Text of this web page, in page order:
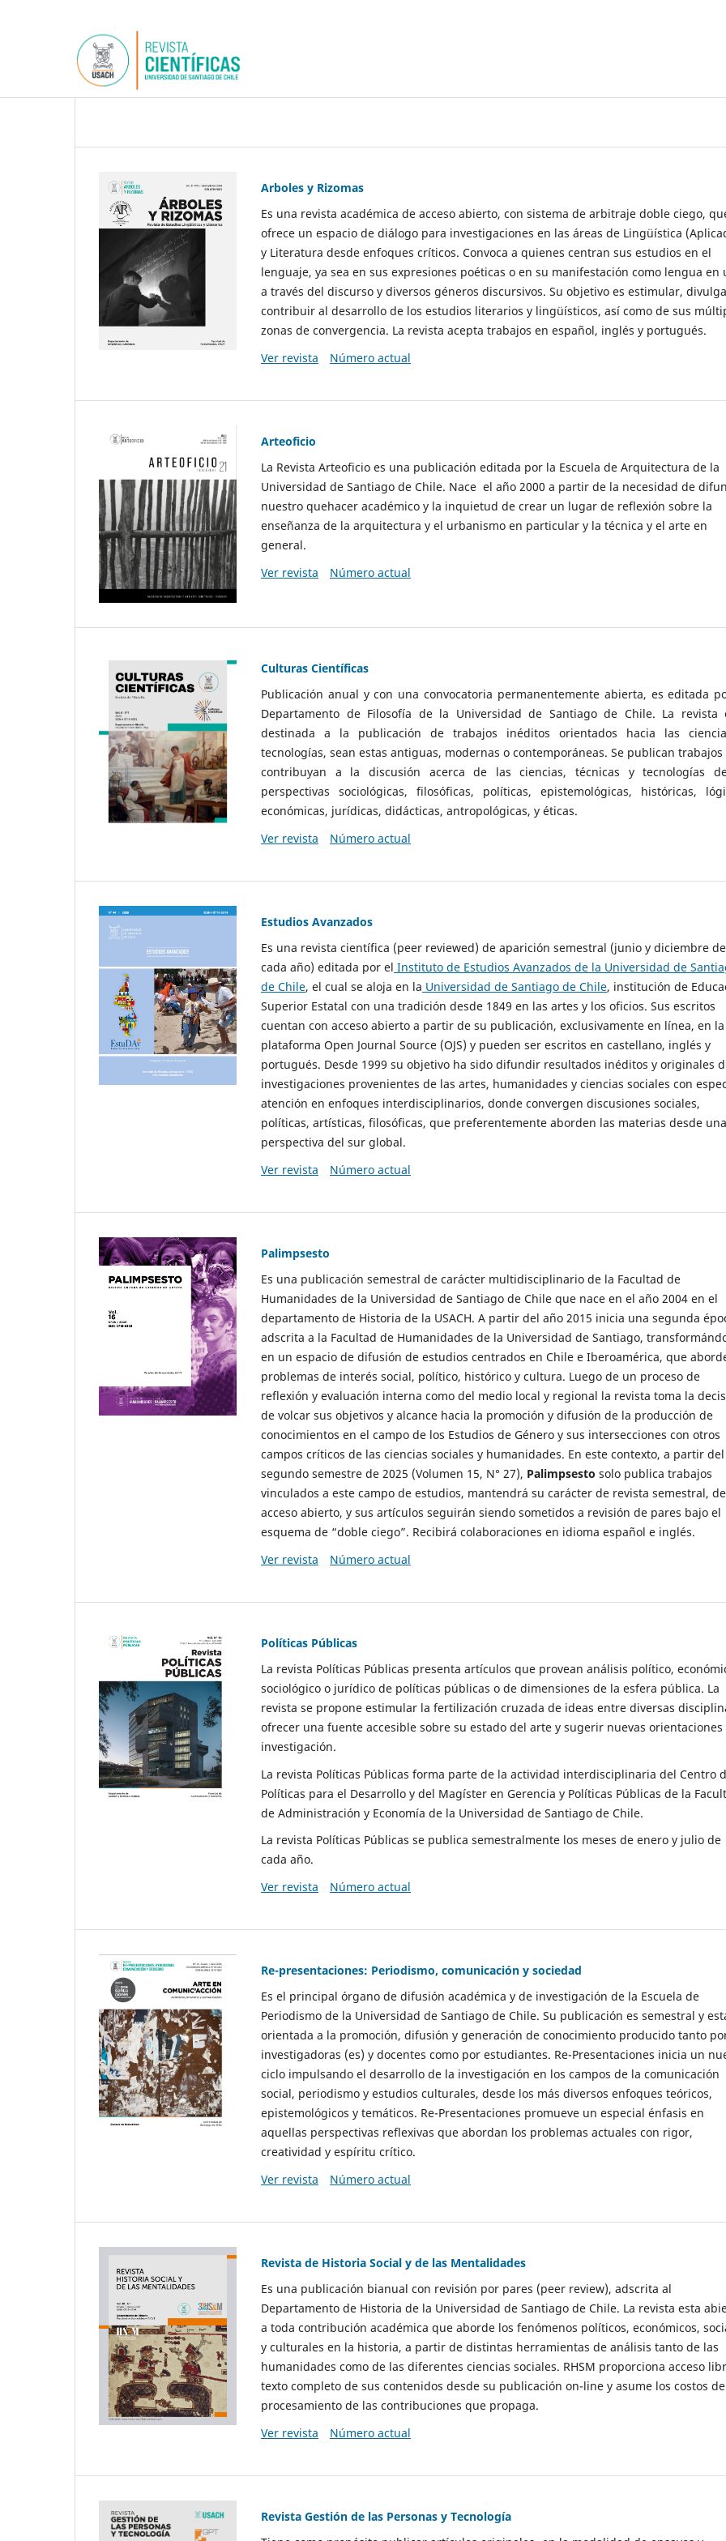
Arboles y Rizomas
Es una revista académica de acceso abierto, con sistema de arbitraje doble ciego,
ofrece un espacio de diálogo para investigaciones en las áreas de Lingüística
y Literatura desde enfoques críticos. Convoca a quienes centran sus estudios en el
lenguaje, ya sea en sus expresiones poéticas o en su manifestación como lengua en
a través del discurso y diversos géneros discursivos. Su objetivo es estimular,
contribuir al desarrollo de los estudios literarios y lingüísticos, así como de sus
zonas de convergencia. La revista acepta trabajos en español, inglés y portugués.
Ver revista
Número actual
Arteoficio
La Revista Arteoficio es una publicación editada por la Escuela de Arquitectura de la
Universidad de Santiago de Chile. Nace el año 2000 a partir de la necesidad de
nuestro quehacer académico y la inquietud de crear un lugar de reflexión sobre la
enseñanza de la arquitectura y el urbanismo en particular y la técnica y el arte en
general.
Ver revista
Número actual
Culturas Científicas
Publicación anual y con una convocatoria permanentemente abierta, es editada
Departamento de Filosofía de la Universidad de Santiago de Chile. La revista
destinada a la publicación de trabajos inéditos orientados hacia las
tecnologías, sean estas antiguas, modernas o contemporáneas. Se publican
contribuyan a la discusión acerca de las ciencias, técnicas y tecnologías
perspectivas sociológicas, filosóficas, políticas, epistemológicas, históricas,
económicas, jurídicas, didácticas, antropológicas, y éticas.
Ver revista
Número actual
Estudios Avanzados
Es una revista científica (peer reviewed) de aparición semestral (junio y diciembre de
cada año) editada por el Instituto de Estudios Avanzados de la Universidad de
de Chile, el cual se aloja en la Universidad de Santiago de Chile, institución de
Superior Estatal con una tradición desde 1849 en las artes y los oficios. Sus escritos
cuentan con acceso abierto a partir de su publicación, exclusivamente en línea, en la
plataforma Open Journal Source (OJS) y pueden ser escritos en castellano, inglés y
portugués. Desde 1999 su objetivo ha sido difundir resultados inéditos y originales
investigaciones provenientes de las artes, humanidades y ciencias sociales con
atención en enfoques interdisciplinarios, donde convergen discusiones sociales,
políticas, artísticas, filosóficas, que preferentemente aborden las materias desde una
perspectiva del sur global.
Ver revista
Número actual
Palimpsesto
Es una publicación semestral de carácter multidisciplinario de la Facultad de
Humanidades de la Universidad de Santiago de Chile que nace en el año 2004 en el
departamento de Historia de la USACH. A partir del año 2015 inicia una segunda
adscrita a la Facultad de Humanidades de la Universidad de Santiago,
en un espacio de difusión de estudios centrados en Chile e Iberoamérica, que
problemas de interés social, político, histórico y cultura. Luego de un proceso de
reflexión y evaluación interna como del medio local y regional la revista toma la
de volcar sus objetivos y alcance hacia la promoción y difusión de la producción de
conocimientos en el campo de los Estudios de Género y sus intersecciones con otros
campos críticos de las ciencias sociales y humanidades. En este contexto, a partir del
segundo semestre de 2025 (Volumen 15, N° 27), Palimpsesto solo publica trabajos
vinculados a este campo de estudios, mantendrá su carácter de revista semestral, de
acceso abierto, y sus artículos seguirán siendo sometidos a revisión de pares bajo el
esquema de “doble ciego”. Recibirá colaboraciones en idioma español e inglés.
Ver revista
Número actual
Políticas Públicas
La revista Políticas Públicas presenta artículos que provean análisis político,
sociológico o jurídico de políticas públicas o de dimensiones de la esfera pública. La
revista se propone estimular la fertilización cruzada de ideas entre diversas
ofrecer una fuente accesible sobre su estado del arte y sugerir nuevas orientaciones
investigación.
La revista Políticas Públicas forma parte de la actividad interdisciplinaria del Centro
Políticas para el Desarrollo y del Magíster en Gerencia y Políticas Públicas de la
de Administración y Economía de la Universidad de Santiago de Chile.
La revista Políticas Públicas se publica semestralmente los meses de enero y julio de
cada año.
Ver revista
Número actual
Re-presentaciones: Periodismo, comunicación y sociedad
Es el principal órgano de difusión académica y de investigación de la Escuela de
Periodismo de la Universidad de Santiago de Chile. Su publicación es semestral y
orientada a la promoción, difusión y generación de conocimiento producido tanto
investigadoras (es) y docentes como por estudiantes. Re-Presentaciones inicia un
ciclo impulsando el desarrollo de la investigación en los campos de la comunicación
social, periodismo y estudios culturales, desde los más diversos enfoques teóricos,
epistemológicos y temáticos. Re-Presentaciones promueve un especial énfasis en
aquellas perspectivas reflexivas que abordan los problemas actuales con rigor,
creatividad y espíritu crítico.
Ver revista
Número actual
Revista de Historia Social y de las Mentalidades
Es una publicación bianual con revisión por pares (peer review), adscrita al
Departamento de Historia de la Universidad de Santiago de Chile. La revista esta
a toda contribución académica que aborde los fenómenos políticos, económicos,
y culturales en la historia, a partir de distintas herramientas de análisis tanto de las
humanidades como de las diferentes ciencias sociales. RHSM proporciona acceso
texto completo de sus contenidos desde su publicación on-line y asume los costos de
procesamiento de las contribuciones que propaga.
Ver revista
Número actual
Revista Gestión de las Personas y Tecnología